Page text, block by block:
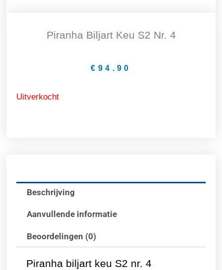
Piranha Biljart Keu S2 Nr. 4
€ 94.90
Uitverkocht
Beschrijving
Aanvullende informatie
Beoordelingen (0)
Piranha biljart keu S2 nr. 4